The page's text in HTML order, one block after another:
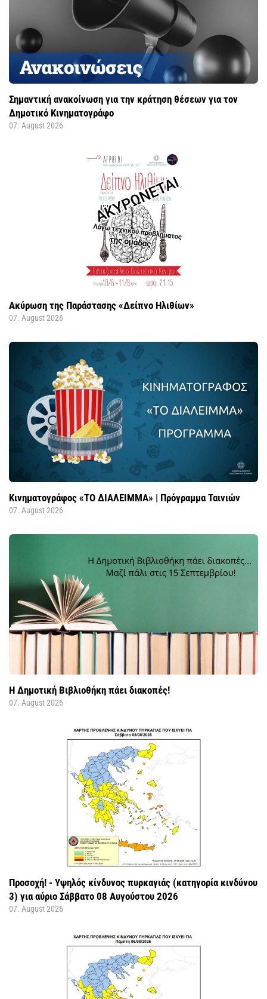
Σημαντική ανακοίνωση για την κράτηση θέσεων για τον
Δημοτικό Κινηματογράφο
07. August 2026
Ακύρωση της Παράστασης «Δείπνο Ηλιθίων»
07. August 2026
Κινηματογράφος «ΤΟ ΔΙΑΛΕΙΜΜΑ» | Πρόγραμμα Ταινιών
07. August 2026
Η Δημοτική Βιβλιοθήκη πάει διακοπές!
07. August 2026
Προσοχή! - Υψηλός κίνδυνος πυρκαγιάς (κατηγορία κινδύνου
3) για αύριο Σάββατο 08 Αυγούστου 2026
07. August 2026